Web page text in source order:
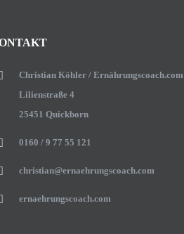
Christian Köhler / Ernährungscoach.com
Lilienstraße 4
25451 Quickborn
0160 / 9 77 55 121
christian@ernaehrungscoach.com
ernaehrungscoach.com